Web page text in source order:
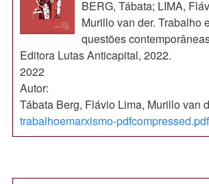
BERG, Tábata; LIMA,
Murillo van der. Trabalho
questões
Editora Lutas Anticapital, 2022.
2022
Autor:
Tábata Berg, Flávio Lima, Murillo van
trabalhoemarxismo-pdfcompressed.pdf